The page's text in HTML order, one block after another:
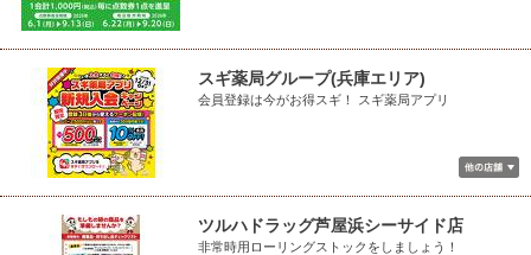
スギ薬局グループ(兵庫エリア)
会員登録は今がお得スギ！ スギ薬局アプリ
ツルハドラッグ芦屋浜シーサイド店
非常時用ローリングストックをしましょう！